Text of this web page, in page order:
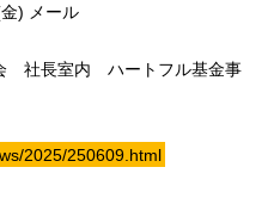
) メール
社長室内 ハートフル基金事
2025/250609.html